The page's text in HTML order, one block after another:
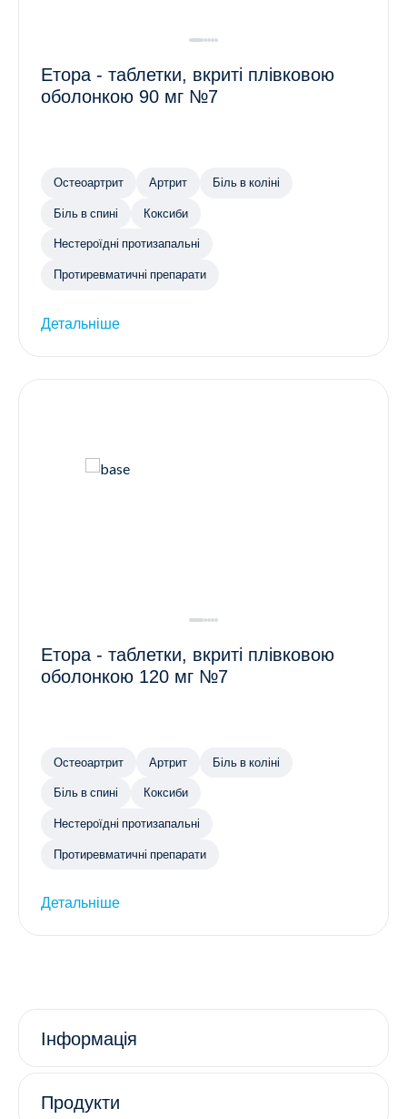
Етора - таблетки, вкриті плівковою
оболонкою 90 мг №7
Остеоартрит Артрит Біль в коліні
Біль в спині Коксиби
Нестероїдні протизапальні
Протиревматичні препарати
Детальніше
Етора - таблетки, вкриті плівковою
оболонкою 120 мг №7
Остеоартрит Артрит Біль в коліні
Біль в спині Коксиби
Нестероїдні протизапальні
Протиревматичні препарати
Детальніше
Інформація
Продукти